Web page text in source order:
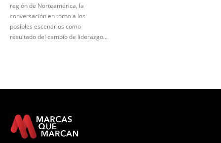
región de Norteamérica, la
conversación en torno a los
posibles escenarios como
resultado del cambio de liderazgo...